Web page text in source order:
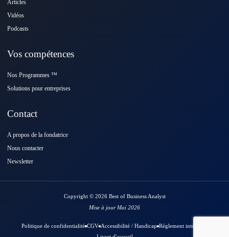
Articles
Vidéos
Podcasts
Vos compétences
Nos Programmes ™️
Solutions pour entreprises
Contact
A propos de la fondatrice
Nous contacter
Newsletter
Copyright © 2026 Best of Business Analyst
Mise à jour Mai 2026
Politique de confidentialité CGV Accessibilité / Handicap Réglement intérieur